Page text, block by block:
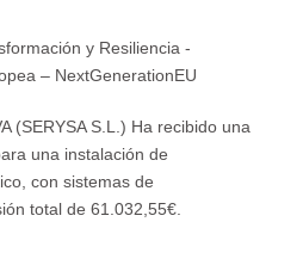
y Resiliencia -
– NextGenerationEU
(SERYSA S.L.) Ha recibido una
una instalación de
con sistemas de
total de 61.032,55€.